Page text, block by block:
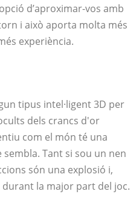
d’aproximar-vos amb
i això aporta molta més
experiència.
tipus intel·ligent 3D per
dels crancs d'or
com el món té una
Tant si sou un nen
són una explosió i,
la major part del joc.